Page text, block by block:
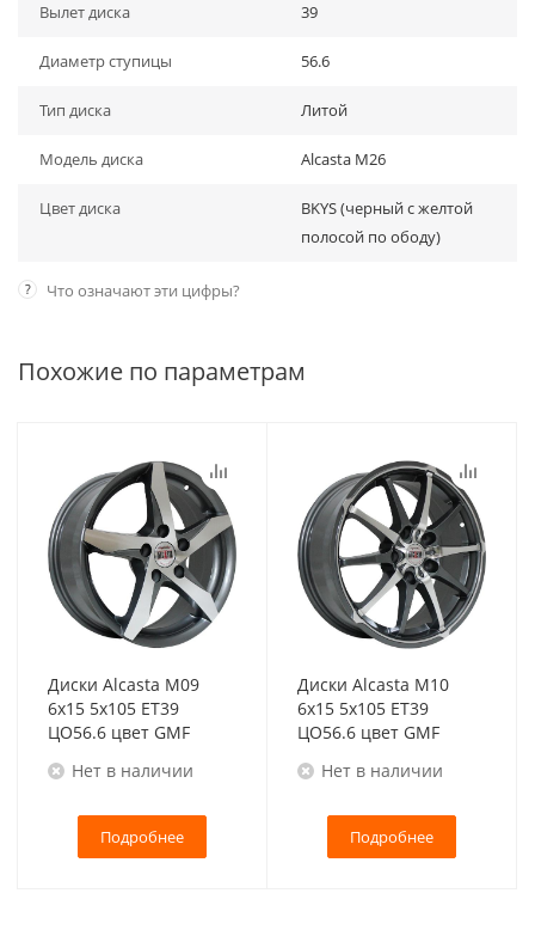
Вылет диска 39
Диаметр ступицы 56.6
Тип диска Литой
Модель диска Alcasta M26
Цвет диска
BKYS (черный с желтой
полосой по ободу)
? Что означают эти цифры?
Похожие по параметрам
Диски Alcasta M09
6x15 5x105 ET39
ЦО56.6 цвет GMF
Нет в наличии
Подробнее
Диски Alcasta M10
6x15 5x105 ET39
ЦО56.6 цвет GMF
Нет в наличии
Подробнее